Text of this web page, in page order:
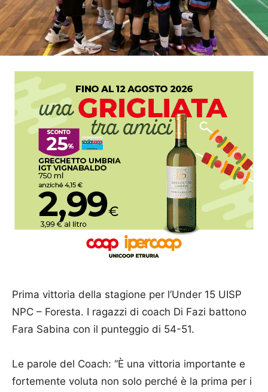
Prima vittoria della stagione per l’Under 15 UISP
NPC – Foresta. I ragazzi di coach Di Fazi battono
Fara Sabina con il punteggio di 54-51.
Le parole del Coach: “È una vittoria importante e
fortemente voluta non solo perché è la prima per i